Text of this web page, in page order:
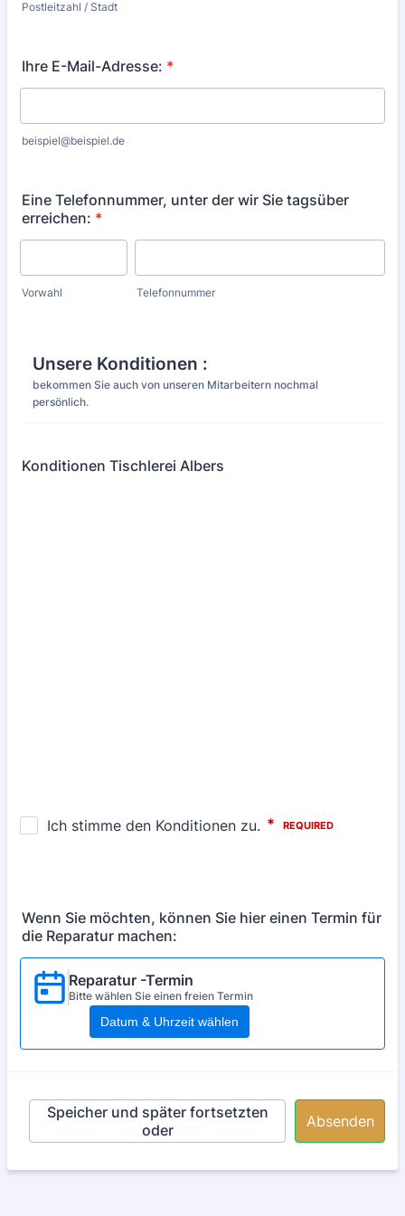
Postleitzahl / Stadt
Ihre E-Mail-Adresse: *
beispiel@beispiel.de
Eine Telefonnummer, unter der wir Sie tagsüber
erreichen: *
Vorwahl Telefonnummer
Unsere Konditionen :
bekommen Sie auch von unseren Mitarbeitern nochmal
persönlich.
Konditionen Tischlerei Albers
Wenn Sie möchten, können Sie hier einen Termin für
die Reparatur machen:
Reparatur -Termin
Bitte wählen Sie einen freien Termin
Datum & Uhrzeit wählen
Speicher und später fortsetzten
oder
Absenden